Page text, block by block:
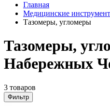
Главная
Медицинские
Тазомеры, угломеры
Тазомеры,
Набережных
3 товаров
Фильтр